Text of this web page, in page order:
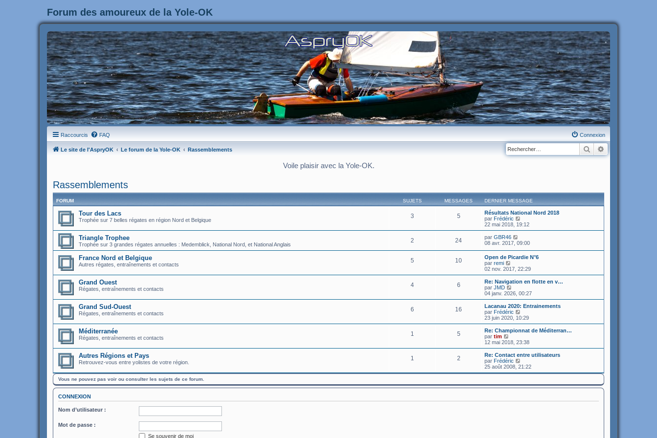
Forum des amoureux de la Yole-OK
Raccourcis FAQ Connexion
Le site de l'AspryOK Le forum de la Yole-OK Rassemblements Rechercher
Voile plaisir avec la Yole-OK.
Rassemblements
FORUM SUJETS MESSAGES DERNIER MESSAGE
Tour des Lacs
Trophée sur 7 belles régates en région Nord et Belgique
3 5
Résultats National Nord 2018
par Frédéric
o
n
u
e
l
e
d
r
n
i
r
m
e
s
a
g
e
22 mai 2018, 19:12
Triangle Trophee
Trophée sur 3 grandes régates annuelles : Medemblick, National Nord, et National Anglais
2 24 par GBR46
o
u
l
t
r
e
d
e
r
n
i
e
m
e
s
s
a
g
08 avr. 2017, 09:00
France Nord et Belgique
Autres régates, entraînements et contacts
5 10
Open de Picardie N°6
par remi
o
n
s
u
l
e
r
l
e
e
n
i
e
r
m
e
s
e
02 nov. 2017, 22:29
Grand Ouest
Régates, entraînements et contacts
4 6
Re: Navigation en flotte en v…
par JMD
o
n
s
u
l
t
e
r
l
e
e
r
n
i
r
04 janv. 2026, 00:27
Grand Sud-Ouest
Régates, entraînements et contacts
6 16
Lacanau 2020: Entrainements
par Frédéric
o
n
s
l
e
r
l
e
d
r
23 juin 2020, 10:29
Méditerranée
Régates, entraînements et contacts
1 5
Re: Championnat de Méditerran…
par tim
o
n
s
u
l
l
d
12 mai 2018, 23:38
Autres Régions et Pays
Retrouvez-vous entre yolistes de votre région.
1 2
Re: Contact entre utilisateurs
par Frédéric
o
n
u
l
e
25 août 2008, 21:22
Vous ne pouvez pas voir ou consulter les sujets de ce forum.
CONNEXION
Nom d’utilisateur :
Mot de passe :
Se souvenir de moi